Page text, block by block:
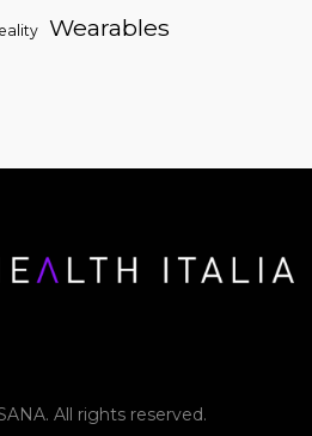
Wearables
All rights reserved.